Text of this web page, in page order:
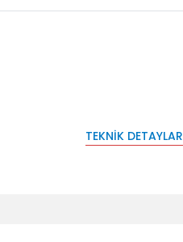
TEKNIK DETAYLAR